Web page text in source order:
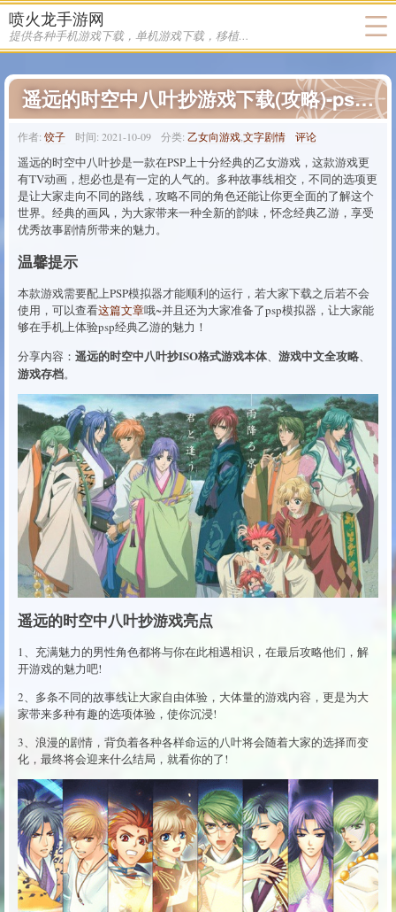
喷火龙手游网
提供各种手机游戏下载，单机游戏下载，移植游戏下载
饺子 发布的文章
遥远的时空中八叶抄游戏下载(攻略)-psp遥远的时空中八叶抄游戏下载
作者: 饺子 时间: 2021-10-09 分类: 乙女向游戏文字剧情 评论
遥远的时空中八叶抄是一款在PSP上十分经典的乙女游戏，这款游戏更
有TV动画，想必也是有一定的人气的。多种故事线相交，不同的选项更
是让大家走向不同的路线，攻略不同的角色还能让你更全面的了解这个
世界。经典的画风，为大家带来一种全新的韵味，怀念经典乙游，享受
优秀故事剧情所带来的魅力。
温馨提示
本款游戏需要配上PSP模拟器才能顺利的运行，若大家下载之后若不会
使用，可以查看这篇文章哦~并且还为大家准备了psp模拟器，让大家能
够在手机上体验psp经典乙游的魅力！
分享内容： 遥远的时空中八叶抄ISO格式游戏本体、 游戏中文全攻略、
游戏存档。
遥远的时空中八叶抄游戏亮点
1、充满魅力的男性角色都将与你在此相遇相识，在最后攻略他们，解
开游戏的魅力吧!
2、多条不同的故事线让大家自由体验，大体量的游戏内容，更是为大
家带来多种有趣的选项体验，使你沉浸!
3、浪漫的剧情，背负着各种各样命运的八叶将会随着大家的选择而变
化，最终将会迎来什么结局，就看你的了!